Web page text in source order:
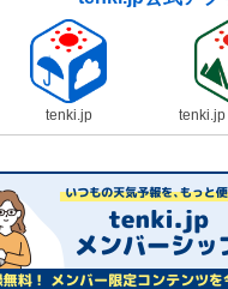
tenki.jp